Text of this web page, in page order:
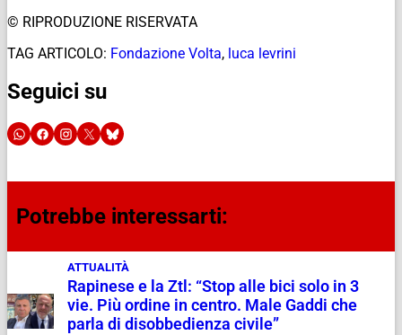
© RIPRODUZIONE RISERVATA
TAG ARTICOLO: Fondazione Volta, luca levrini
Seguici su
Potrebbe interessarti:
ATTUALITÀ
Rapinese e la Ztl: “Stop alle bici solo in 3
vie. Più ordine in centro. Male Gaddi che
parla di disobbedienza civile”